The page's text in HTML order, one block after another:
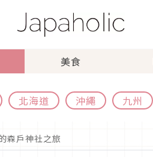
美食
北海道 沖繩 九州
森戶神社之旅